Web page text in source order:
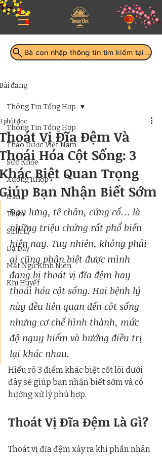
Bà con nhập thông tin tìm kiếm tại đây
đăng
Thông Tin Tổng Hợp
Thảo Dược Việt Nam
Sức Khỏe
Xương Khớp
Gan
Thận
Sinh Lý
Dạ Dày
Mất Ngủ Kinh Niên
Khí Huyết
Thông Tin Tổng Hợp
Vị Đĩa Đệm Và
Hóa Cột Sống: 3
Biệt Quan Trọng
Bạn Nhận Biết Sớm
phút đọc
Đau lưng, tê chân, cứng cổ… là
những triệu chứng rất phổ biến
hiện nay. Tuy nhiên, không phải
ai cũng phân biệt được mình
đang bị thoát vị đĩa đệm hay
thoái hóa cột sống. Hai bệnh lý
này đều liên quan đến cột sống
nhưng cơ chế hình thành, mức
độ nguy hiểm và hướng điều trị
lại khác nhau.
Hiểu rõ 3 điểm khác biệt cốt lõi dưới
đây sẽ giúp bạn nhận biết sớm và có
hướng xử lý phù hợp.
Thoát Vị Đĩa Đệm Là Gì?
Thoát vị đĩa đệm xảy ra khi phần nhân